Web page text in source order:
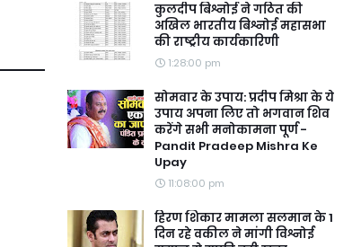
कुलदीप बिश्नोई ने गठित की
अखिल भारतीय बिश्नोई महासभा
की राष्ट्रीय कार्यकारिणी
1:28:00 pm
सोमवार के उपाय: प्रदीप मिश्रा के ये
उपाय अपना लिए तो भगवान शिव
करेंगे सभी मनोकामना पूर्ण -
Pandit Pradeep Mishra Ke
Upay
11:08:00 pm
हिरण शिकार मामला सलमान के 1
दिन रहे वकील ने मांगी विश्नोई